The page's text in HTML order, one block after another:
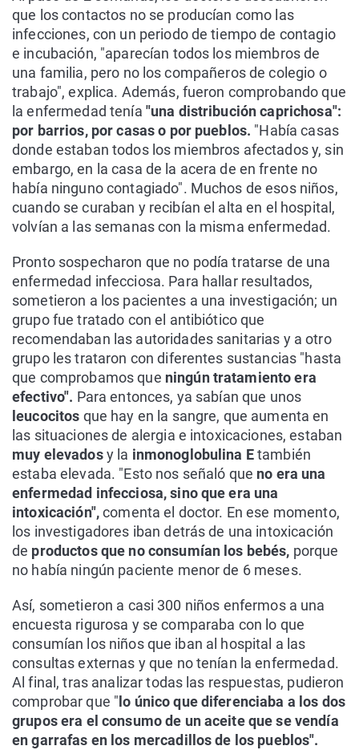
que los contactos no se producían como las
infecciones, con un periodo de tiempo de contagio
e incubación, "aparecían todos los miembros de
una familia, pero no los compañeros de colegio o
trabajo", explica. Además, fueron comprobando que
la enfermedad tenía "una distribución caprichosa":
por barrios, por casas o por pueblos. "Había casas
donde estaban todos los miembros afectados y, sin
embargo, en la casa de la acera de en frente no
había ninguno contagiado". Muchos de esos niños,
cuando se curaban y recibían el alta en el hospital,
volvían a las semanas con la misma enfermedad.
Pronto sospecharon que no podía tratarse de una
enfermedad infecciosa. Para hallar resultados,
sometieron a los pacientes a una investigación; un
grupo fue tratado con el antibiótico que
recomendaban las autoridades sanitarias y a otro
grupo les trataron con diferentes sustancias "hasta
que comprobamos que ningún tratamiento era
efectivo". Para entonces, ya sabían que unos
leucocitos que hay en la sangre, que aumenta en
las situaciones de alergia e intoxicaciones, estaban
muy elevadosy la inmonoglobulina Etambién
estaba elevada. "Esto nos señaló que no era una
enfermedad infecciosa, sino que era una
intoxicación",comenta el doctor. En ese momento,
los investigadores iban detrás de una intoxicación
de productos que no consumían los bebés, porque
no había ningún paciente menor de 6 meses.
Así, sometieron a casi 300 niños enfermos a una
encuesta rigurosa y se comparaba con lo que
consumían los niños que iban al hospital a las
consultas externas y que no tenían la enfermedad.
Al final, tras analizar todas las respuestas, pudieron
comprobar que " lo único que diferenciaba a los dos
grupos era el consumo de un aceite que se vendía
en garrafas en los mercadillos de los pueblos".